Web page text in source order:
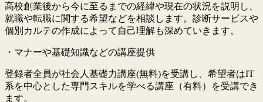
高校創業後から今に至るまでの経緯や現在の状況を説明し、
就職や転職に関する希望などを相談します。診断サービスや
個別カルテの作成によって自己理解も深めていきます。
・マナーや基礎知識などの講座提供
登録者全員が社会人基礎力講座(無料)を受講し、希望者はIT
系を中心とした専門スキルを学べる講座（有料）を受講でき
ます。